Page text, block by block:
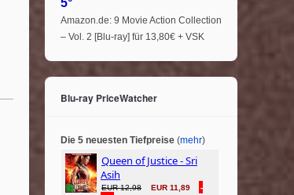
5°
Amazon.de: 9 Movie Action Collection
– Vol. 2 [Blu-ray] für 13,80€ + VSK
Blu-ray PriceWatcher
Die 5 neuesten Tiefpreise (mehr)